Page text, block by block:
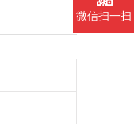
微信扫一扫